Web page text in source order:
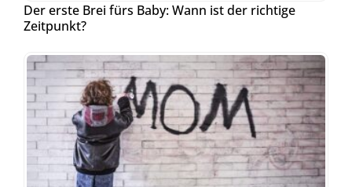
Der erste Brei fürs Baby: Wann ist der richtige
Zeitpunkt?